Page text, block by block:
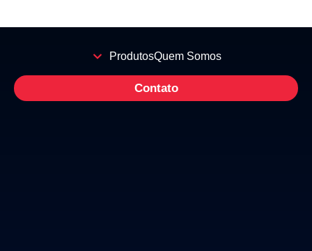
ProdutosQuem Somos
Contato